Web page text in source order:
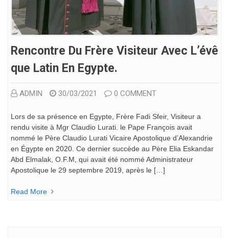
Rencontre Du Frère Visiteur Avec L’évê
Que Latin En Egypte.
ADMIN 30/03/2021 0 COMMENT
Lors de sa présence en Egypte, Frère Fadi Sfeir, Visiteur a
rendu visite à Mgr Claudio Lurati. le Pape François avait
nommé le Père Claudio Lurati Vicaire Apostolique d’Alexandrie
en Égypte en 2020. Ce dernier succède au Père Elia Eskandar
Abd Elmalak, O.F.M, qui avait été nommé Administrateur
Apostolique le 29 septembre 2019, après le […]
Read More